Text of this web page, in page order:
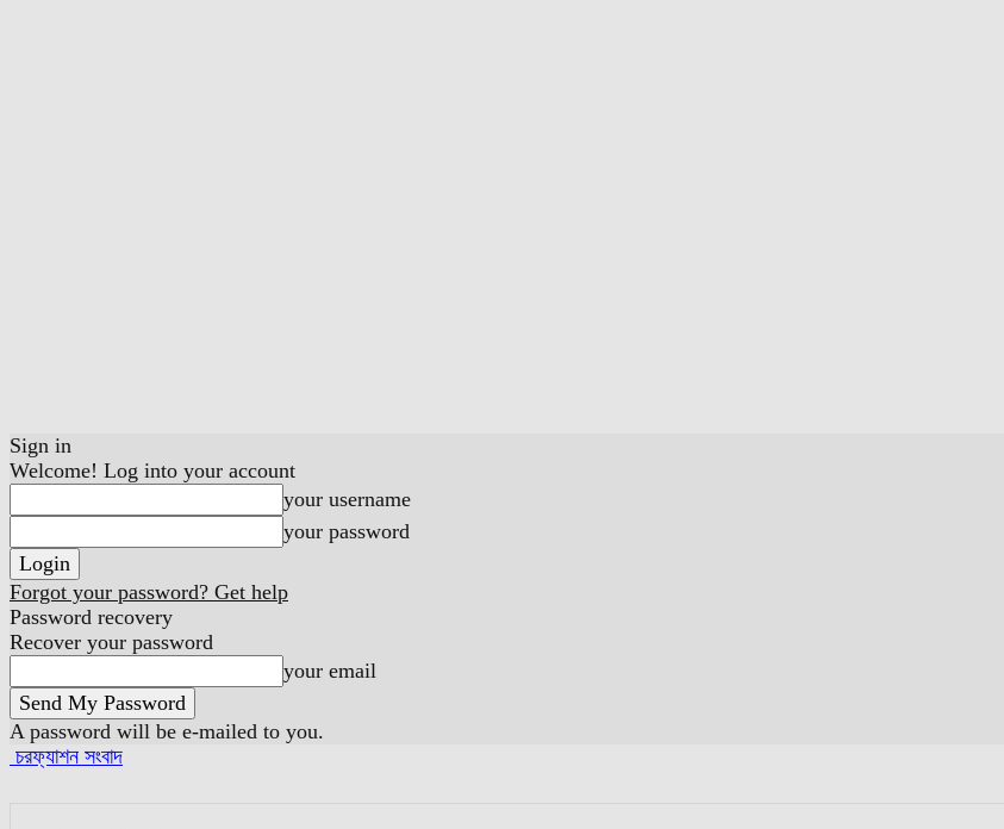
Sign in
Welcome! Log into your account
your username
your password
Forgot your password? Get help
Password recovery
Recover your password
your email
A password will be e-mailed to you.
চরফ্যাশন সংবাদ